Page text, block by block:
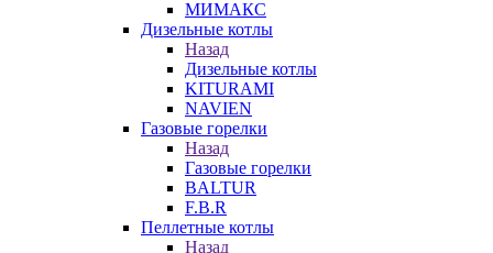
МИМАКС
Дизельные котлы
Назад
Дизельные котлы
KITURAMI
NAVIEN
Газовые горелки
Назад
Газовые горелки
BALTUR
F.B.R
Пеллетные котлы
Назад